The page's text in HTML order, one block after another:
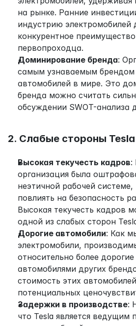
на рынке. Ранние
индустрию электромобилей
конкурентное
первопроходца.
Доминирование бренда:
самым узнаваемым брендом
автомобилей в мире. Это
бренда можно считать
обсуждении SWOT-анализа
2. Слабые стороны Tesla
Высокая текучесть кадров:
организация была
неэтичной рабочей системе,
повлиять на безопасность
Высокая текучесть кадров
одной из слабых сторон
Дорогие автомобили: Как
электромобили,
относительно более
автомобилями других
стоимость этих
потенциальных
Задержки в производстве:
что Tesla является ведущим